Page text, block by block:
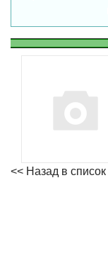
<< Назад в список